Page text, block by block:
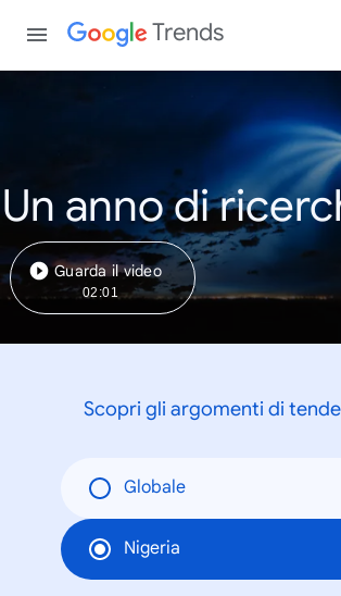
Trends
Un anno di
Guarda il video
02:01
Scopri gli argomenti di
Globale
Nigeria